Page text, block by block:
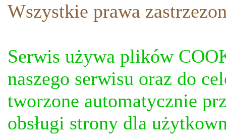
Wszystkie prawa
Serwis używa plików
naszego serwisu oraz do
tworzone automatycznie
obsługi strony dla